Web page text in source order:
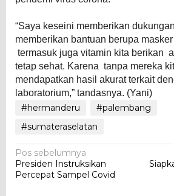
“Saya keseini memberikan
memberikan bantuan berupa
termasuk juga vitamin kita berikan
tetap sehat. Karena tanpa mereka
mendapatkan hasil akurat terkait
laboratorium,” tandasnya. (Yani)
#hermanderu
#palembang
#sumateraselatan
Navigasi
pos
Pos sebelumnya
Presiden Instruksikan
Percepat Sampel Covid